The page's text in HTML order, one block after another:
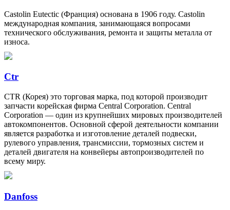
Castolin Eutectic (Франция) основана в 1906 году. Castolin
международная компания, занимающаяся вопросами
технического обслуживания, ремонта и защиты металла от
износа.
Ctr
CTR (Корея) это торговая марка, под которой производит
запчасти корейская фирма Central Corporation. Central
Corporation — один из крупнейших мировых производителей
автокомпонентов. Основной сферой деятельности компании
является разработка и изготовление деталей подвески,
рулевого управления, трансмиссии, тормозных систем и
деталей двигателя на конвейеры автопроизводителей по
всему миру.
Danfoss